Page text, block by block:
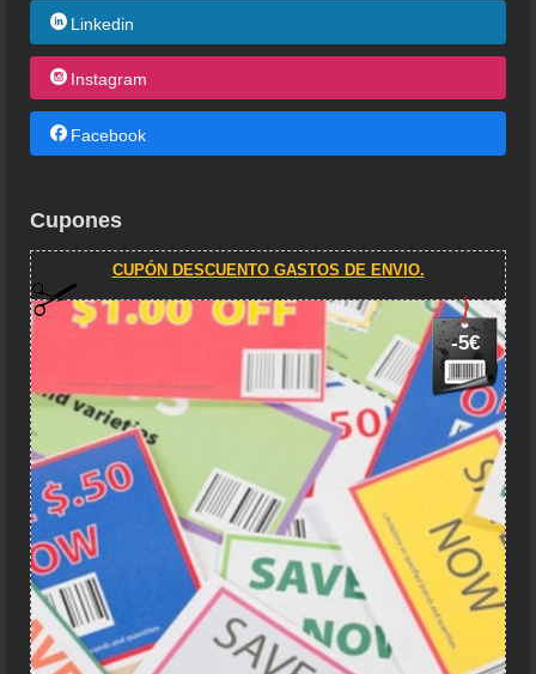
Linkedin
Instagram
Facebook
Cupones
CUPÓN DESCUENTO GASTOS DE ENVIO.
-5€